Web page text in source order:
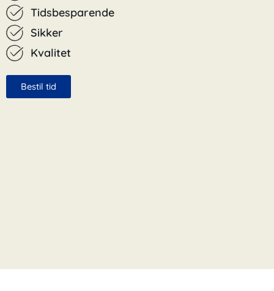
Tidsbesparende
Sikker
Kvalitet
Bestil tid